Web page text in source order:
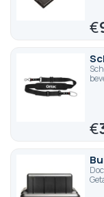
€
€